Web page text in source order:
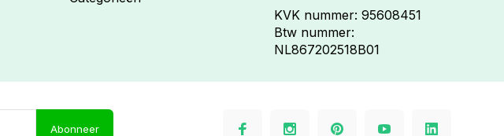
KVK nummer: 95608451
Btw nummer:
NL867202518B01
Abonneer